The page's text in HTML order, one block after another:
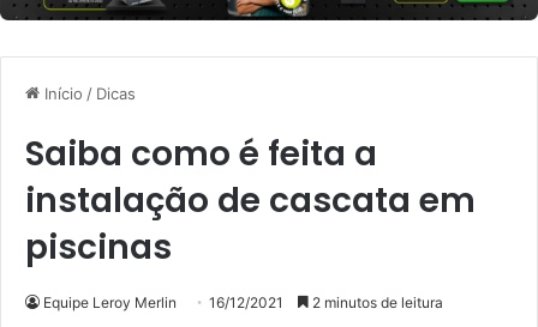
Início / Dicas
Saiba como é feita a
instalação de cascata em
piscinas
Equipe Leroy Merlin 16/12/2021 2 minutos de leitura